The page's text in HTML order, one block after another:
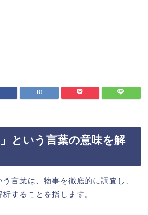
」という言葉の意味を解
う言葉は、物事を徹底的に調査し、
することを指します。